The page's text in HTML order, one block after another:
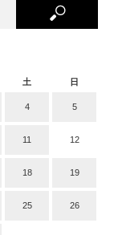
土 日
4 5
11 12
18 19
25 26